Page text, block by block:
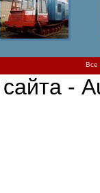
Все
-